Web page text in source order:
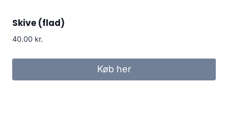
Skive (flad)
40.00 kr.
Køb her